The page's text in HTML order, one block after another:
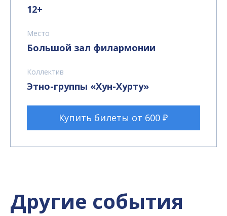
12+
Место
Большой зал филармонии
Коллектив
Этно-группы «Хун-Хурту»
Купить билеты от 600 ₽
Другие события